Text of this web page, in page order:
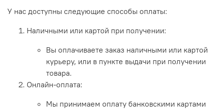
У нас доступны следующие способы оплаты:
Наличными или картой при получении:
Вы оплачиваете заказ наличными или картой
курьеру, или в пункте выдачи при получении
товара.
Онлайн-оплата:
Мы принимаем оплату банковскими картами